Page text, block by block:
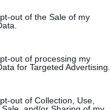
out of the Sale of my
out of processing my
for Targeted Advertising.
out of Collection, Use,
προκλήσεων και
Τραμπ
σεισμό. Θα
ο Τσαρλς
Υποθέσεων,